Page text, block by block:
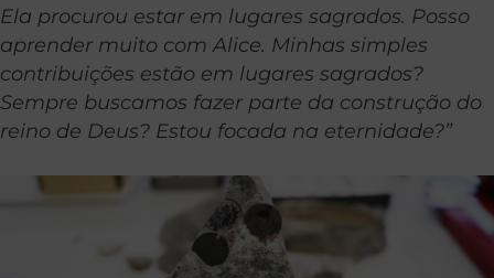
Ela procurou estar em lugares sagrados. Posso
aprender muito com Alice. Minhas simples
contribuições estão em lugares sagrados?
Sempre buscamos fazer parte da construção do
reino de Deus? Estou focada na eternidade?”